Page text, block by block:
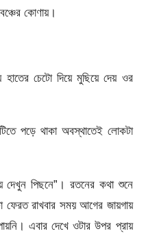
কোণায়।
চেটো দিয়ে মুছিয়ে দেয় ওর
পড়ে থাকা অবস্থাতেই লোকটা
দেখুন পিছনে”। রতনের কথা শুনে
ফেরত রাখবার সময় আগের জায়গায়
এবার দেখে ওটার উপর প্রায়